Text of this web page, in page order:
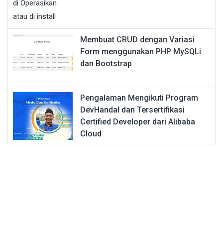
Membuat CRUD dengan Variasi
Form menggunakan PHP MySQLi
dan Bootstrap
Pengalaman Mengikuti Program
DevHandal dan Tersertifikasi
Certified Developer dari Alibaba
Cloud